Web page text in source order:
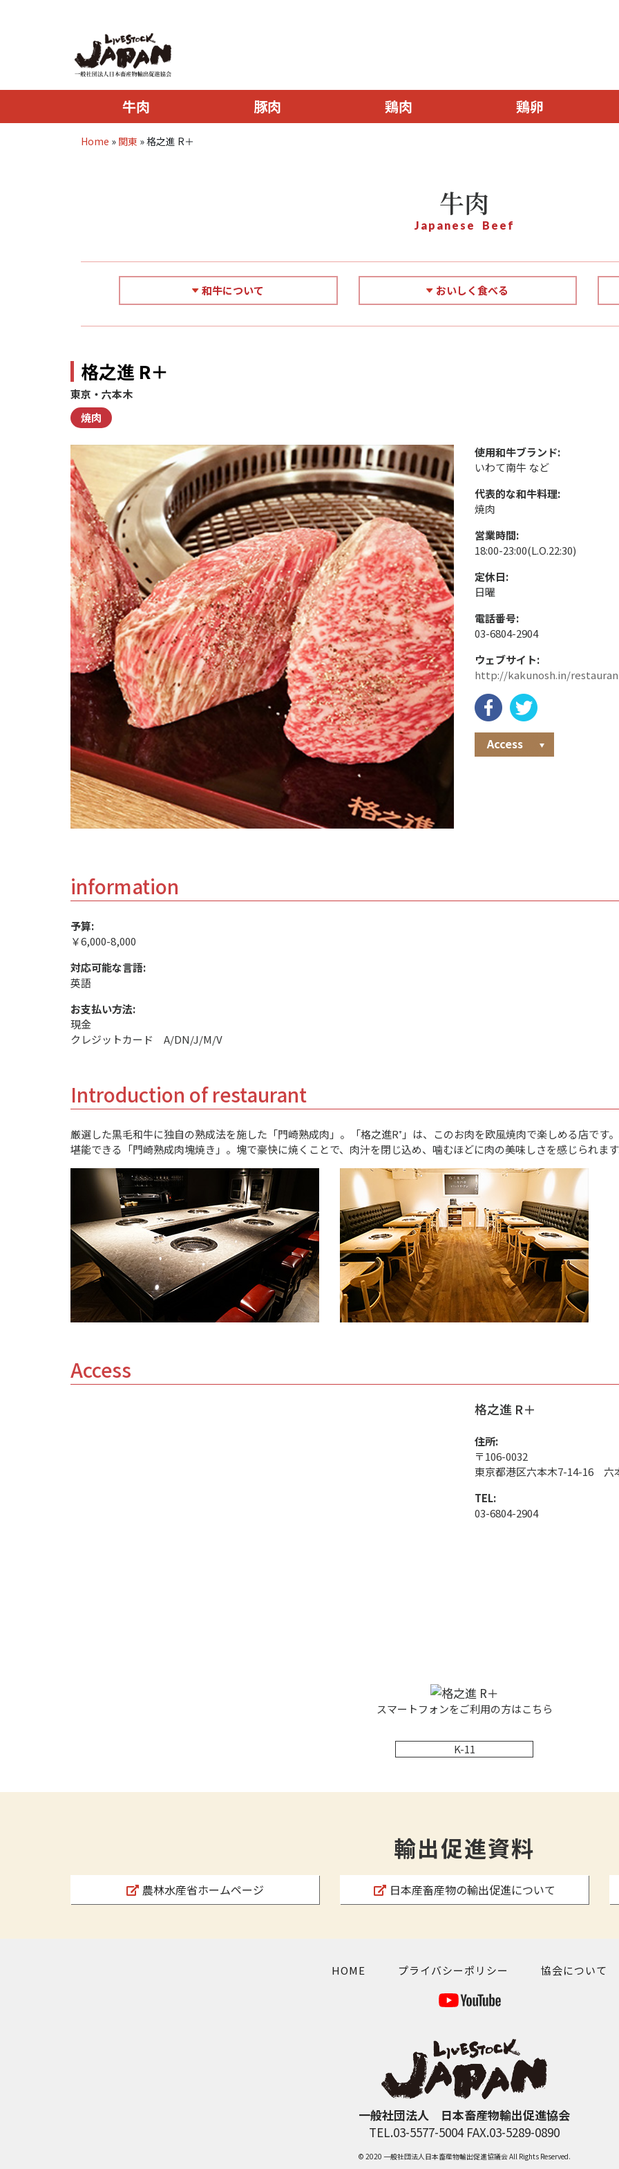
牛肉 豚肉 鶏肉 鶏卵
Home » 関東 »格之進 R＋
牛肉
Japanese Beef
和牛について おいしく食べる
格之進 R＋
東京・六本木
焼肉
使用和牛ブランド:
いわて南牛 など
代表的な和牛料理:
焼肉
営業時間:
18:00-23:00(L.O.22:30)
定休日:
日曜
電話番号:
03-6804-2904
ウェブサイト:
http://kakunosh.in/
Access
information
予算:
￥6,000-8,000
対応可能な言語:
英語
お支払い方法:
現金
クレジットカード A/DN/J/M/V
Introduction of restaurant
厳選した黒毛和牛に独自の熟成法を施した「門崎熟成肉」。「格之進R⁺」は、このお肉を欧風焼肉で楽しめる店です
堪能できる「門崎熟成肉塊焼き」。塊で豪快に焼くことで、肉汁を閉じ込め、噛むほどに肉の美味しさを感じられます
Access
格之進 R＋
住所:
〒106-0032
東京都港区六本木7-14-16 六
TEL:
03-6804-2904
スマートフォンをご利用の方はこちら
K-11
輸出促進資料
農林水産省ホームページ 日本産畜産物の輸出促進について
HOME プライバシーポリシー 協会について
一般社団法人 日本畜産物輸出促進協会
TEL.03-5577-5004 FAX.03-5289-0890
© 2020 一般社団法人日本畜産物輸出促進協議会 All Rights Reserved.